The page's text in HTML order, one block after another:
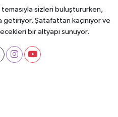
sizleri buluştururken,
Şatafattan kaçınıyor ve
bir altyapı sunuyor.